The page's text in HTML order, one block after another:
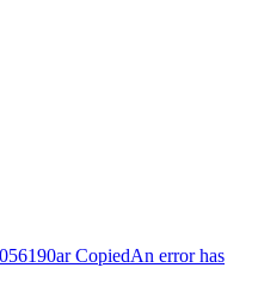
CopiedAn error has